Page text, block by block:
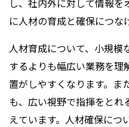
し、社内外に対して情報
に人材の育成と確保につな
人材育成について、小規模
するよりも幅広い業務を
置がしやすくなります。ま
も、広い視野で指揮をとれ
えています。人材確保につ